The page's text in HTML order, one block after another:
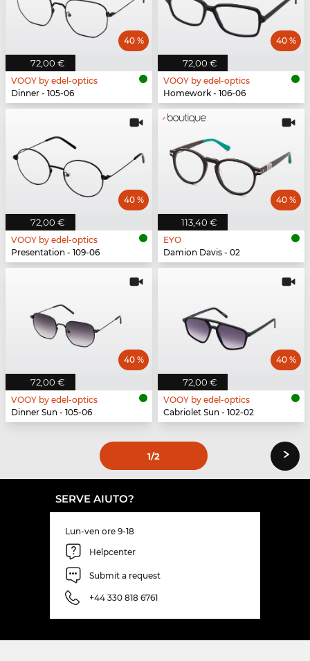
72,00 €
40 %
VOOY by edel-optics
Dinner - 105-06
72,00 €
40 %
VOOY by edel-optics
Homework - 106-06
72,00 €
40 %
VOOY by edel-optics
Presentation - 109-06
113,40 €
40 %
EYO
Damion Davis - 02
72,00 €
40 %
VOOY by edel-optics
Dinner Sun - 105-06
72,00 €
40 %
VOOY by edel-optics
Cabriolet Sun - 102-02
1/2 ›
SERVE AIUTO?
Lun-ven ore 9-18
Helpcenter
Submit a request
+44 330 818 6761